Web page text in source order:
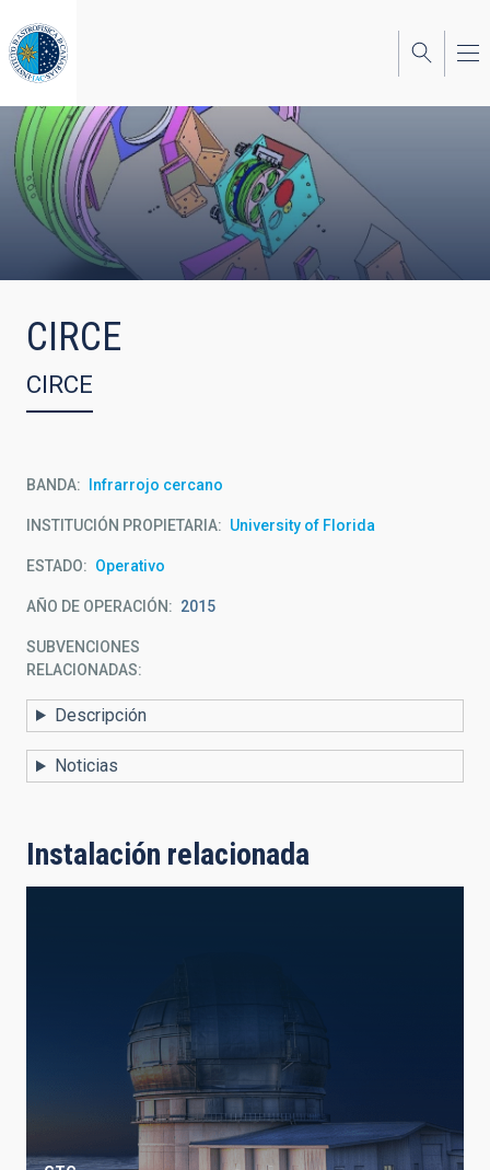
al
contenido
principal
CIRCE
CIRCE
BANDA Infrarrojo cercano
INSTITUCIÓN PROPIETARIA University of Florida
ESTADO Operativo
AÑO DE OPERACIÓN 2015
SUBVENCIONES
RELACIONADAS:
Descripción
Noticias
Instalación relacionada